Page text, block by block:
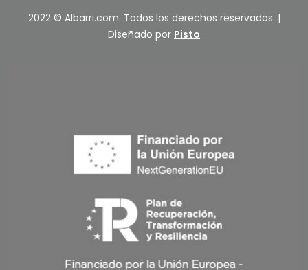
2022 © Albarri.com. Todos los derechos reservados. |
Diseñado por Pisto